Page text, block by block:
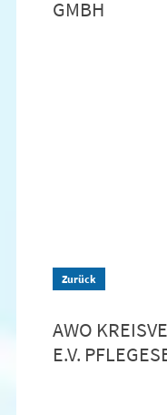
GMBH
Zurück
AWO
E.V.